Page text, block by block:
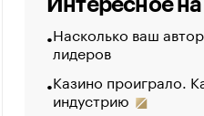
Интересное
Насколько ваш
лидеров
Казино проиграло.
индустрию